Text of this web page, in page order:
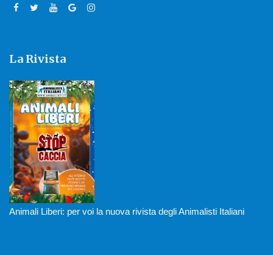
La Rivista
Animali Liberi: per voi la nuova rivista degli Animalisti Italiani